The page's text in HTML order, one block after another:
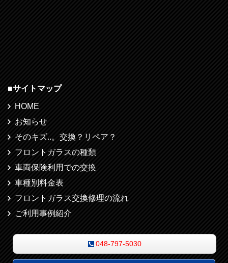
■サイトマップ
HOME
お知らせ
そのキズ..。交換？リペア？
フロントガラスの種類
車両保険利用での交換
車種別料金表
フロントガラス交換修理の流れ
ご利用事例紹介
048-797-5030